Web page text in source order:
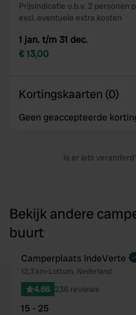
Prijsindicatie o.b.v. 2 personen
excl. eventuele extra kosten
1 jan. t/m 31 dec.
€ 13,00
Kortingskaarten (0)
Geen geaccepteerde
Is er iets
Bekijk andere
buurt
Boek direct
Camperplaats IndeVerte
12,3 km•Lottum, Nederland
4.66 236 reviews
15 - 25